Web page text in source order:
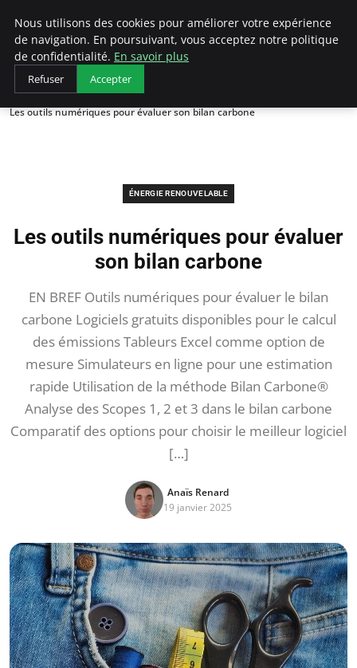
Arcticclimateemergency
Accueil
Énergie renouvelable
Les outils numériques pour évaluer son bilan carbone
ÉNERGIE RENOUVELABLE
Les outils numériques pour évaluer
son bilan carbone
EN BREF Outils numériques pour évaluer le bilan
carbone Logiciels gratuits disponibles pour le calcul
des émissions Tableurs Excel comme option de
mesure Simulateurs en ligne pour une estimation
rapide Utilisation de la méthode Bilan Carbone®
Analyse des Scopes 1, 2 et 3 dans le bilan carbone
Comparatif des options pour choisir le meilleur logiciel
[…]
Anaïs Renard
19 janvier 2025
Nous utilisons des cookies pour améliorer votre expérience
de navigation. En poursuivant, vous acceptez notre politique
de confidentialité. En savoir plus
Refuser Accepter